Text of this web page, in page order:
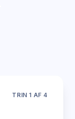
TRIN 1 AF 4